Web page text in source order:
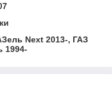
Next 2013-, ГАЗ
1994-